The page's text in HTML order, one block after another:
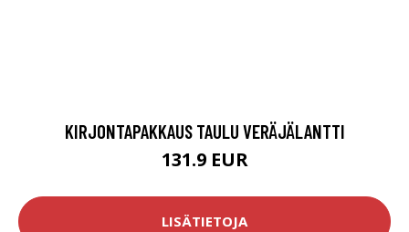
KIRJONTAPAKKAUS TAULU VERÄJÄLANTTI
131.9 EUR
LISÄTIETOJA